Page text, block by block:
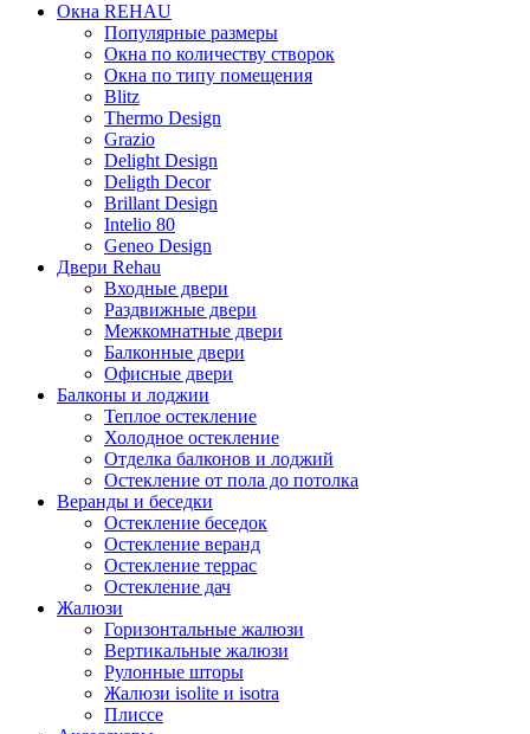
Окна REHAU
Популярные размеры
Окна по количеству створок
Окна по типу помещения
Blitz
Thermo Design
Grazio
Delight Design
Deligth Decor
Brillant Design
Intelio 80
Geneo Design
Двери Rehau
Входные двери
Раздвижные двери
Межкомнатные двери
Балконные двери
Офисные двери
Балконы и лоджии
Теплое остекление
Холодное остекление
Отделка балконов и лоджий
Остекление от пола до потолка
Веранды и беседки
Остекление беседок
Остекление веранд
Остекление террас
Остекление дач
Жалюзи
Горизонтальные жалюзи
Вертикальные жалюзи
Рулонные шторы
Жалюзи isolite и isotra
Плиссе